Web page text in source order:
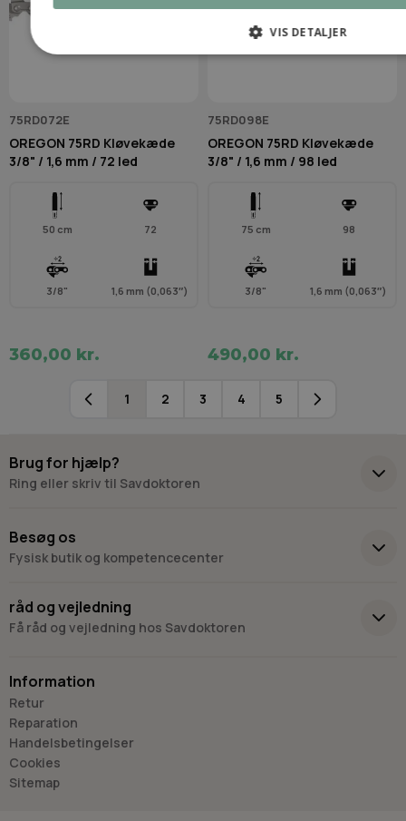
75RD072E
OREGON 75RD Kløvekæde
3/8" / 1,6 mm / 72 led
50 cm 72
3/8" 1,6 mm (0,063″)
360,00 kr.
75RD098E
OREGON 75RD Kløvekæde
3/8" / 1,6 mm / 98 led
75 cm 98
3/8" 1,6 mm (0,063″)
490,00 kr.
Du læser i øjeblikket side
1 Side
2 Side
3 Side
4 Side
5
Brug for hjælp?
Ring eller skriv til Savdoktoren
Besøg os
Fysisk butik og kompetencecenter
9400 Nørresundby
råd og vejledning
Få råd og vejledning hos Savdoktoren
“Vi bygger vores løsninger på viden, erfaring og faglig indsigt
- så du kan træffe
det rigtige valg, hver gang.
- Jan “Savdoktoren” Østergaard
Information
Retur
Reparation
Handelsbetingelser
Cookies
Sitemap
VIS DETALJER